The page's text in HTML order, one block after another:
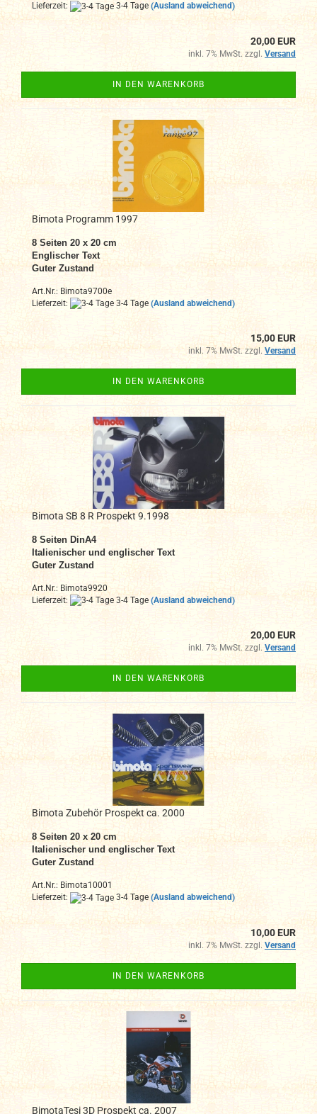
Lieferzeit:
3-4 Tage (Ausland abweichend)
20,00 EUR
inkl. 7% MwSt. zzgl. Versand
IN DEN WARENKORB
Bimota Programm 1997
8 Seiten 20 x 20 cm
Englischer Text
Guter Zustand
Art.Nr.: Bimota9700e
Lieferzeit:
3-4 Tage (Ausland abweichend)
15,00 EUR
inkl. 7% MwSt. zzgl. Versand
IN DEN WARENKORB
Bimota SB 8 R Prospekt 9.1998
8 Seiten DinA4
Italienischer und englischer Text
Guter Zustand
Art.Nr.: Bimota9920
Lieferzeit:
3-4 Tage (Ausland abweichend)
20,00 EUR
inkl. 7% MwSt. zzgl.Versand
IN DEN WARENKORB
Bimota Zubehör Prospekt ca. 2000
8 Seiten 20 x 20 cm
Italienischer und englischer Text
Guter Zustand
Art.Nr.: Bimota10001
Lieferzeit:
3-4 Tage (Ausland abweichend)
10,00 EUR
inkl. 7% MwSt. zzgl. Versand
IN DEN WARENKORB
BimotaTesi 3D Prospekt ca. 2007